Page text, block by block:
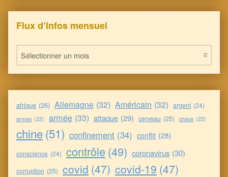
Flux d’Infos mensuel
Flux d’Infos mensuel
afrique (26) Allemagne (32) Américain (32) argent (24)
armes (22) armée (33) attaque (29) cerveau (25) chaos (22)
chine(51) confinement (34) conflit (28)
conscience (24) contrôle (49) coronavirus (30)
corruption (25) covid (47) covid-19 (47)